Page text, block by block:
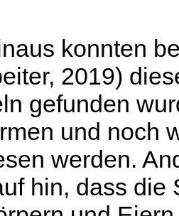
konnten
2019)
gefunden
und noch
werden.
hin, dass